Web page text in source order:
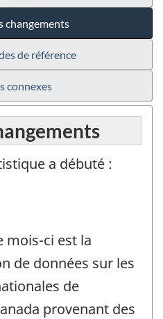
changements
de référence
connexes
a débuté :
mois-ci est la
de données sur les
de
provenant des